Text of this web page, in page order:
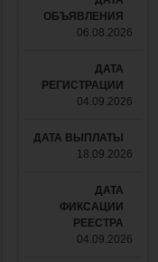
06.08.2026
04.09.2026
18.09.2026
04.09.2026